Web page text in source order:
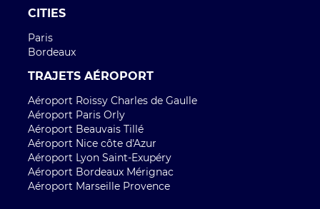
CITIES
Paris
Bordeaux
TRAJETS AÉROPORT
Aéroport Roissy Charles de Gaulle
Aéroport Paris Orly
Aéroport Beauvais Tillé
Aéroport Nice côte d'Azur
Aéroport Lyon Saint-Exupéry
Aéroport Bordeaux Mérignac
Aéroport Marseille Provence